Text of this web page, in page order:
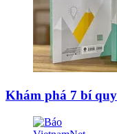
Khám phá 7 bí